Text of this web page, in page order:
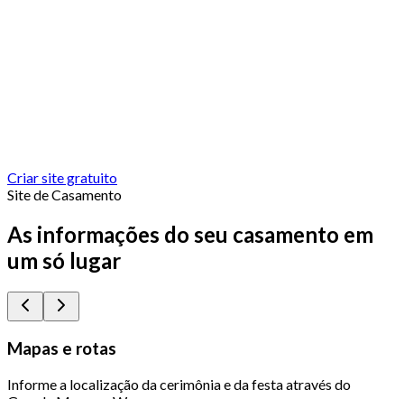
Criar site gratuito
Site de Casamento
As informações do seu casamento em
um só lugar
Mapas e rotas
Informe a localização da cerimônia e da festa através do